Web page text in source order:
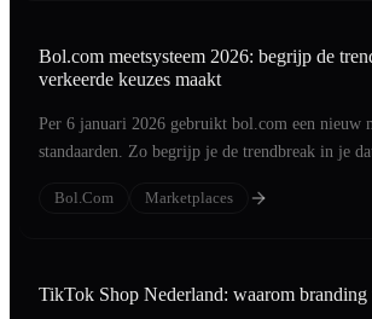
Bol.com meetsysteem 2026: begrijp de
verkeerde keuzes maakt
Per 6 januari 2026 gebruikt bol.com een nieuw
standaarden. Zo begrijp je de trendbreak in je
Bol.com
Marketplaces
TikTok Shop Nederland: waarom branding